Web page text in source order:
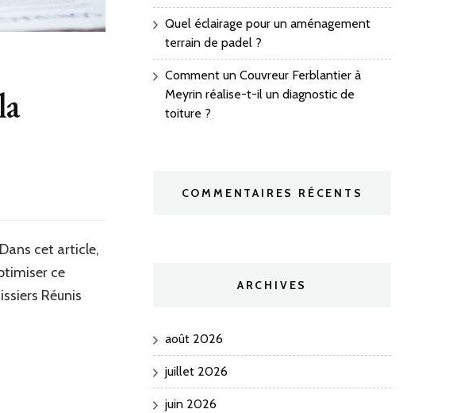
cet article,
ce
Réunis
Quel éclairage pour un aménagement
terrain de padel ?
Comment un Couvreur Ferblantier à
Meyrin réalise-t-il un diagnostic de
toiture ?
COMMENTAIRES RÉCENTS
ARCHIVES
août 2026
juillet 2026
juin 2026